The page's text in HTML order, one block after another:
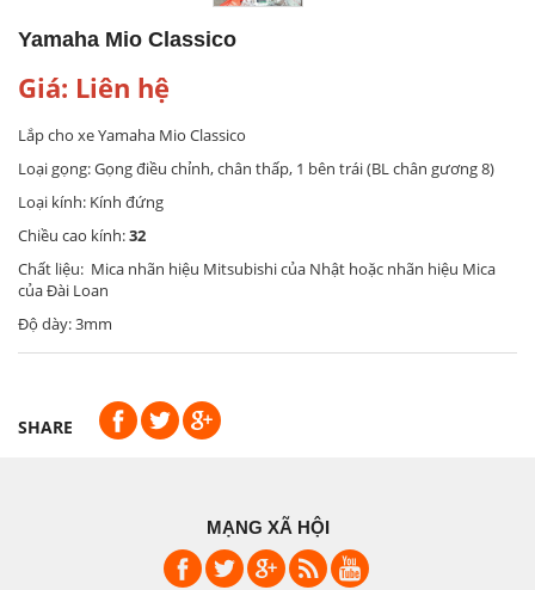
Yamaha Mio Classico
Giá: Liên hệ
Lắp cho xe Yamaha Mio Classico
Loại gọng: Gọng điều chỉnh, chân thấp, 1 bên trái (BL chân gương 8)
Loại kính: Kính đứng
Chiều cao kính:32
Chất liệu: Mica nhãn hiệu Mitsubishi của Nhật hoặc nhãn hiệu Mica
của Đài Loan
Độ dày: 3mm
SHARE
MẠNG XÃ HỘI